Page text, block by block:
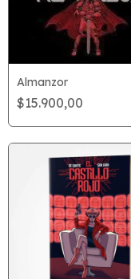
Almanzor
$15.900,00